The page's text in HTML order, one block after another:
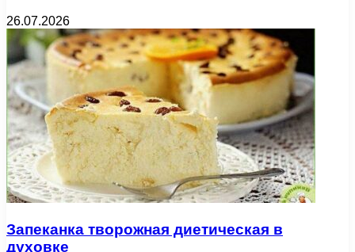
26.07.2026
Запеканка творожная диетическая в
духовке